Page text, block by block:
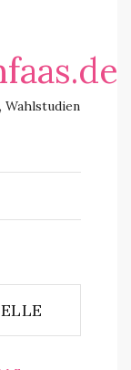
Wahlstudien